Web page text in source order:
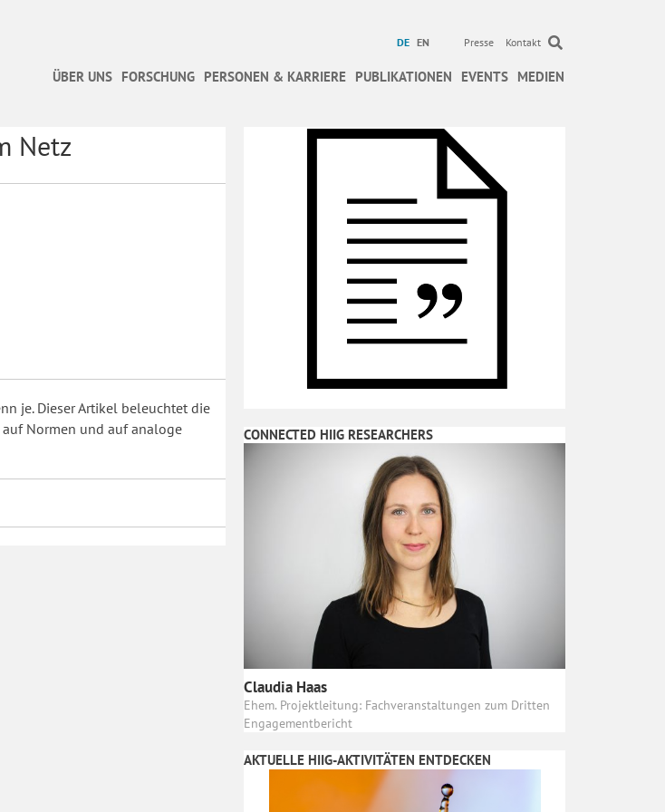
DE EN Presse Kontakt
ÜBER UNS FORSCHUNG PERSONEN & KARRIERE PUBLIKATIONEN EVENTS MEDIEN
Netz
je. Dieser Artikel beleuchtet die
Normen und auf analoge
CONNECTED HIIG RESEARCHERS
Claudia Haas
Ehem. Projektleitung: Fachveranstaltungen zum Dritten
Engagementbericht
AKTUELLE HIIG-AKTIVITÄTEN ENTDECKEN